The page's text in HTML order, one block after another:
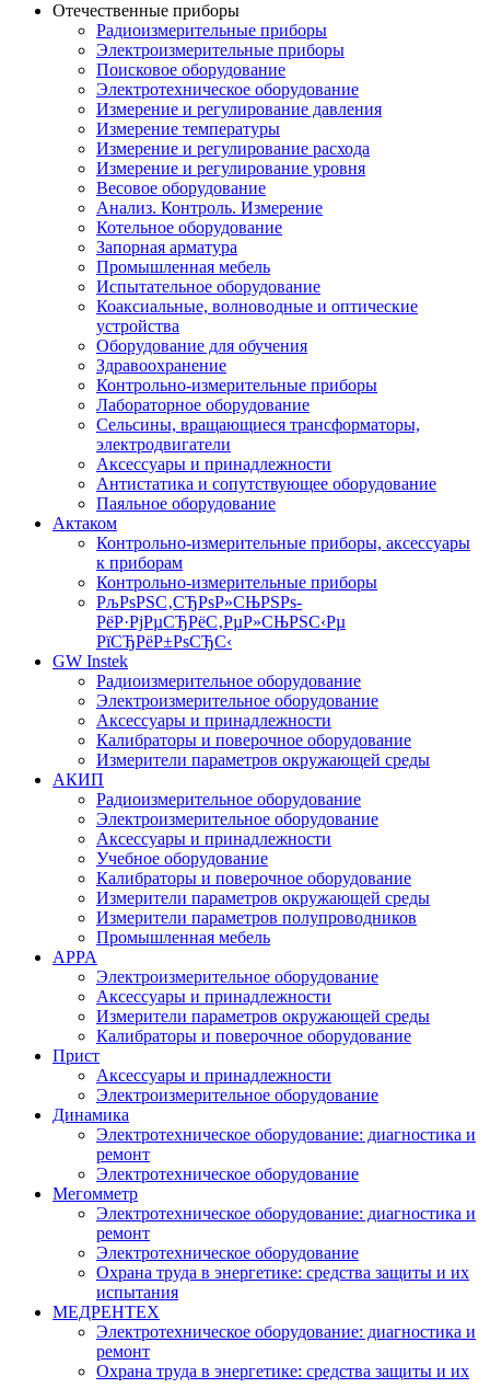
Отечественные приборы
Радиоизмерительные приборы
Электроизмерительные приборы
Поисковое оборудование
Электротехническое оборудование
Измерение и регулирование давления
Измерение температуры
Измерение и регулирование расхода
Измерение и регулирование уровня
Весовое оборудование
Анализ. Контроль. Измерение
Котельное оборудование
Запорная арматура
Промышленная мебель
Испытательное оборудование
Коаксиальные, волноводные и оптические
устройства
Оборудование для обучения
Здравоохранение
Контрольно-измерительные приборы
Лабораторное оборудование
Сельсины, вращающиеся трансформаторы,
электродвигатели
Аксессуары и принадлежности
Антистатика и сопутствующее оборудование
Паяльное оборудование
Актаком
Контрольно-измерительные приборы, аксессуары
к приборам
Контрольно-измерительные приборы
РљРѕРЅС‚СЂРѕР»СЊРЅРѕ-
РёР·РјРµСЂРёС‚РµР»СЊРЅС‹Рµ
РїСЂРёР±РѕСЂС‹
GW Instek
Радиоизмерительное оборудование
Электроизмерительное оборудование
Аксессуары и принадлежности
Калибраторы и поверочное оборудование
Измерители параметров окружающей среды
АКИП
Радиоизмерительное оборудование
Электроизмерительное оборудование
Аксессуары и принадлежности
Учебное оборудование
Калибраторы и поверочное оборудование
Измерители параметров окружающей среды
Измерители параметров полупроводников
Промышленная мебель
APPA
Электроизмерительное оборудование
Аксессуары и принадлежности
Измерители параметров окружающей среды
Калибраторы и поверочное оборудование
Прист
Аксессуары и принадлежности
Электроизмерительное оборудование
Динамика
Электротехническое оборудование: диагностика и
ремонт
Электротехническое оборудование
Мегомметр
Электротехническое оборудование: диагностика и
ремонт
Электротехническое оборудование
Охрана труда в энергетике: средства защиты и их
испытания
МЕДРЕНТЕХ
Электротехническое оборудование: диагностика и
ремонт
Охрана труда в энергетике: средства защиты и их